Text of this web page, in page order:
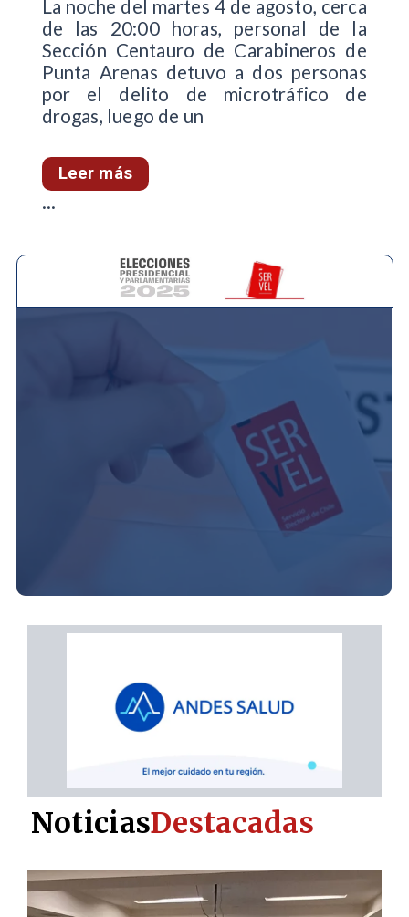
La noche del martes 4 de agosto, cerca
de las 20:00 horas, personal de la
Sección Centauro de Carabineros de
Punta Arenas detuvo a dos personas
por el delito de microtráfico de
drogas, luego de un
Leer más
...
NoticiasDestacadas